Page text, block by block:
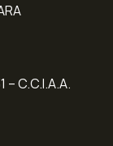
C.C.I.A.A.